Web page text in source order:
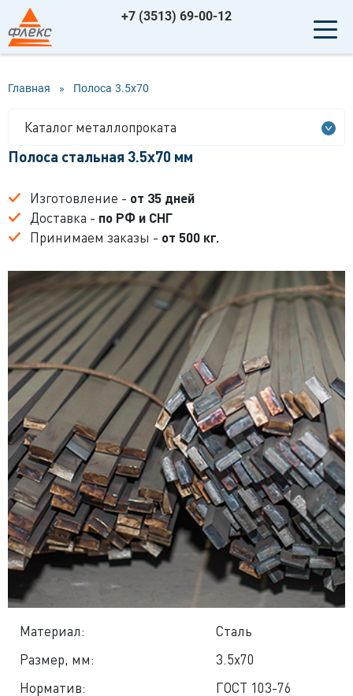
+7 (3513) 69-00-12
Главная » Полоса 3.5x70
Каталог металлопроката
Полоса стальная 3.5x70 мм
Изготовление - от 35 дней
Доставка - по РФ и СНГ
Принимаем заказы - от 500 кг.
Материал:
Сталь
Размер, мм:
3.5x70
Норматив:
ГОСТ 103-76